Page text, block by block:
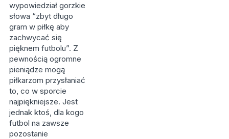
wypowiedział gorzkie
słowa “zbyt długo
gram w piłkę aby
zachwycać się
pięknem futbolu”. Z
pewnością ogromne
pieniądze mogą
piłkarzom przysłaniać
to, co w sporcie
najpiękniejsze. Jest
jednak ktoś, dla kogo
futbol na zawsze
pozostanie